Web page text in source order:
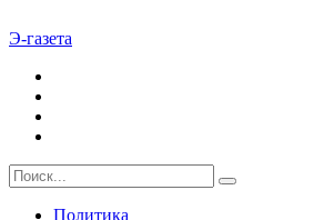
Э-газета
Политика